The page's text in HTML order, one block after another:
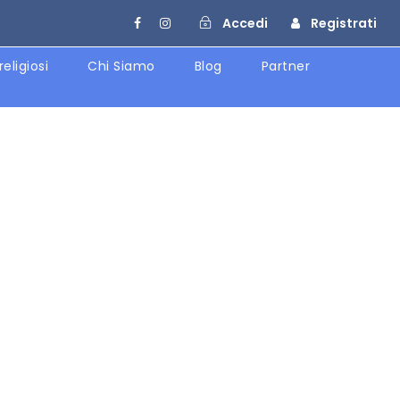
Accedi Registrati
Chi Siamo Blog Partner